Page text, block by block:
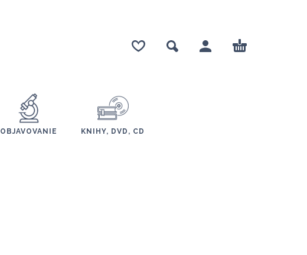
OBJAVOVANIE KNIHY, DVD, CD